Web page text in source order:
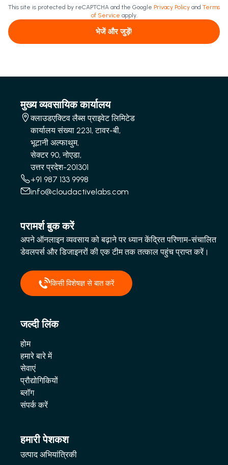
This site is protected by reCAPTCHA and the Google Privacy Policy and Terms
of Service apply.
भेजें और जुड़ें!
मुख्य व्यवसायिक कार्यालय
क्लाउडएक्टिव लैब्स प्राइवेट लिमिटेड
कार्यालय संख्या 2231, टावर-बी,
भूटानी अल्फाथुम,
सेक्टर 90, नोएडा,
उत्तर प्रदेश-201301
+91 987 133 9998
info@cloudactivelabs.com
परामर्श बुक करें
अपने ऑनलाइन व्यवसाय को बढ़ाने पर ध्यान केंद्रित परिणाम-संचालित
डेवलपर्स और डिजाइनरों की एक टीम तक तत्काल पहुंच प्राप्त करें।
किसी विशेषज्ञ से बात करें
जल्दी लिंक
होम
हमारे बारे में
सेवाएं
प्रौद्योगिकियों
ब्लॉग
संपर्क करें
हमारी पेशकश
उत्पाद अभियांत्रिकी